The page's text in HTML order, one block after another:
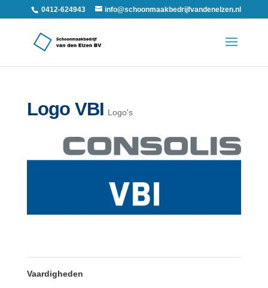
0412-624943 info@schoonmaakbedrijfvandenelzen.nl
Logo VBI Logo's
Vaardigheden